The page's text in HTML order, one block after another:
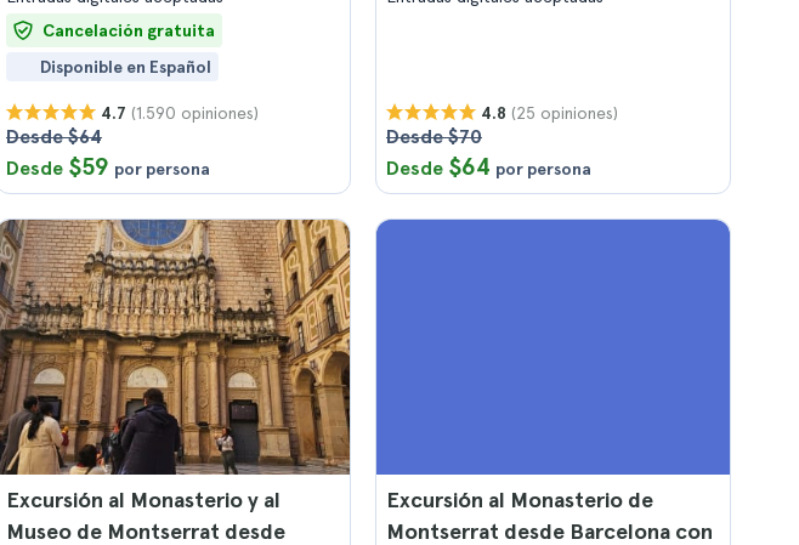
Cancelación gratuita
Disponible en Español
4.7 (1.590 opiniones)
Desde $64
Desde $59 por persona
4.8 (25 opiniones)
Desde $70
Desde $64 por persona
Excursión al Monasterio y al
Museo de Montserrat desde
Excursión al Monasterio de
Montserrat desde Barcelona con